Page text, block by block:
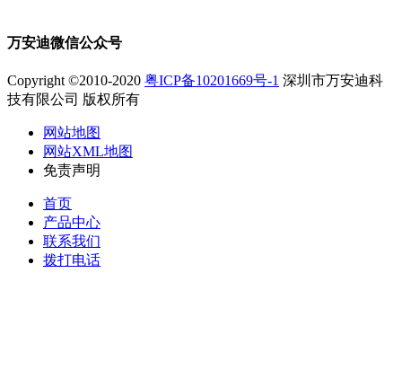
万安迪微信公众号
Copyright ©2010-2020 粤ICP备10201669号-1 深圳市万安迪科
技有限公司 版权所有
网站地图
网站XML地图
免责声明
首页
产品中心
联系我们
拨打电话